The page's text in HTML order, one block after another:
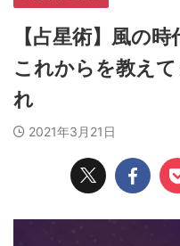
【占星術】風の
これからを教え
れ
2021年3月21日